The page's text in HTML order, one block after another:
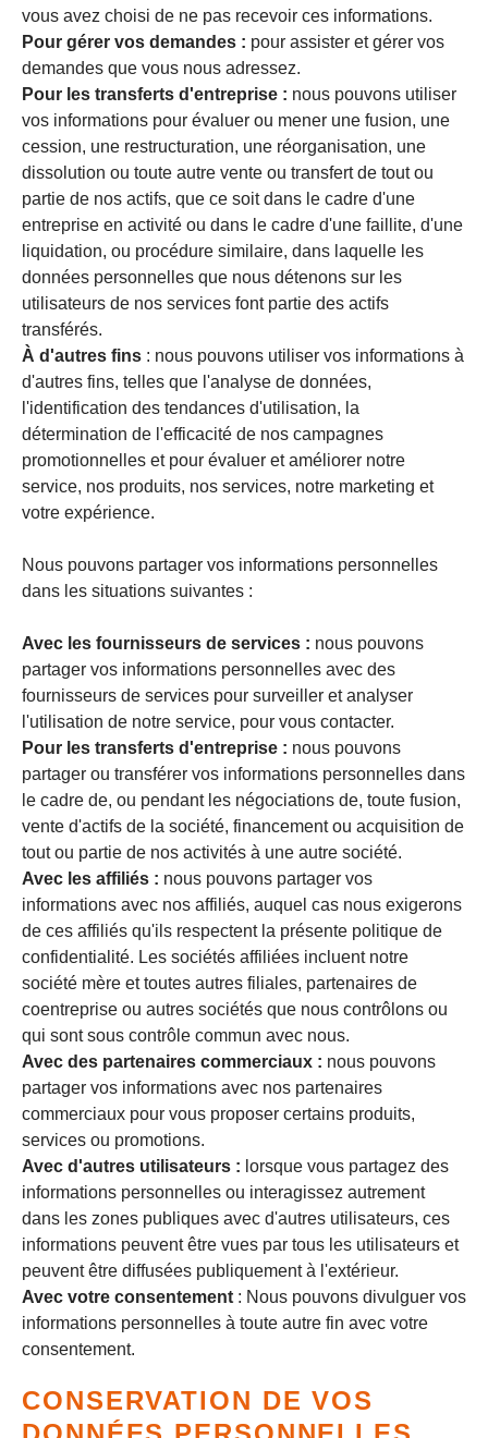
vous avez choisi de ne pas recevoir ces informations.
Pour gérer vos demandes : pour assister et gérer vos
demandes que vous nous adressez.
Pour les transferts d'entreprise : nous pouvons utiliser
vos informations pour évaluer ou mener une fusion, une
cession, une restructuration, une réorganisation, une
dissolution ou toute autre vente ou transfert de tout ou
partie de nos actifs, que ce soit dans le cadre d'une
entreprise en activité ou dans le cadre d'une faillite, d'une
liquidation, ou procédure similaire, dans laquelle les
données personnelles que nous détenons sur les
utilisateurs de nos services font partie des actifs
transférés.
À d'autres fins : nous pouvons utiliser vos informations à
d'autres fins, telles que l'analyse de données,
l'identification des tendances d'utilisation, la
détermination de l'efficacité de nos campagnes
promotionnelles et pour évaluer et améliorer notre
service, nos produits, nos services, notre marketing et
votre expérience.
Nous pouvons partager vos informations personnelles
dans les situations suivantes :
Avec les fournisseurs de services : nous pouvons
partager vos informations personnelles avec des
fournisseurs de services pour surveiller et analyser
l'utilisation de notre service, pour vous contacter.
Pour les transferts d'entreprise : nous pouvons
partager ou transférer vos informations personnelles dans
le cadre de, ou pendant les négociations de, toute fusion,
vente d'actifs de la société, financement ou acquisition de
tout ou partie de nos activités à une autre société.
Avec les affiliés : nous pouvons partager vos
informations avec nos affiliés, auquel cas nous exigerons
de ces affiliés qu'ils respectent la présente politique de
confidentialité. Les sociétés affiliées incluent notre
société mère et toutes autres filiales, partenaires de
coentreprise ou autres sociétés que nous contrôlons ou
qui sont sous contrôle commun avec nous.
Avec des partenaires commerciaux : nous pouvons
partager vos informations avec nos partenaires
commerciaux pour vous proposer certains produits,
services ou promotions.
Avec d'autres utilisateurs : lorsque vous partagez des
informations personnelles ou interagissez autrement
dans les zones publiques avec d'autres utilisateurs, ces
informations peuvent être vues par tous les utilisateurs et
peuvent être diffusées publiquement à l'extérieur.
Avec votre consentement : Nous pouvons divulguer vos
informations personnelles à toute autre fin avec votre
consentement.
CONSERVATION DE VOS